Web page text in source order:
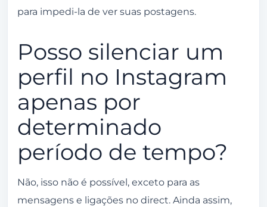
para impedi-la de ver suas postagens.
Posso silenciar um
perfil no Instagram
apenas por
determinado
período de tempo?
Não, isso não é possível, exceto para as
mensagens e ligações no direct. Ainda assim,